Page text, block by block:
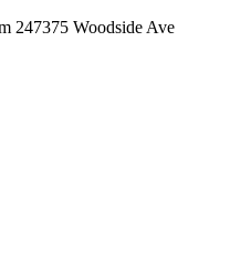
247375 Woodside Ave